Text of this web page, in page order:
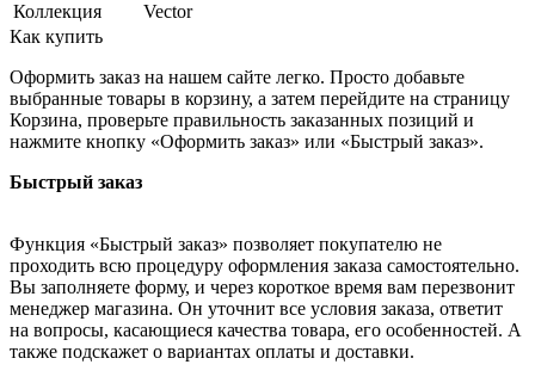
Коллекция
Vector
Как купить
Оформить заказ на нашем сайте легко. Просто добавьте
выбранные товары в корзину, а затем перейдите на страницу
Корзина, проверьте правильность заказанных позиций и
нажмите кнопку «Оформить заказ» или «Быстрый заказ».
Быстрый заказ
Функция «Быстрый заказ» позволяет покупателю не
проходить всю процедуру оформления заказа самостоятельно.
Вы заполняете форму, и через короткое время вам перезвонит
менеджер магазина. Он уточнит все условия заказа, ответит
на вопросы, касающиеся качества товара, его особенностей. А
также подскажет о вариантах оплаты и доставки.